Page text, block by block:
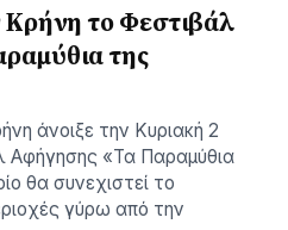
το Φεστιβάλ
της
άνοιξε την Κυριακή 2
Αφήγησης «Τα Παραμύθια
θα συνεχιστεί το
γύρω από την